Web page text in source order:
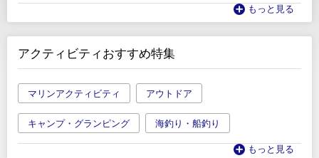
もっと見る
アクティビティおすすめ特集
マリンアクティビティ アウトドア
キャンプ・グランピング 海釣り・船釣り
もっと見る